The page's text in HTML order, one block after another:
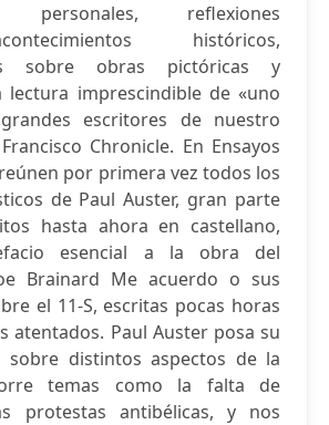
personales, reflexiones
históricos,
sobre obras pictóricas y
lectura imprescindible de «uno
escritores de nuestro
Chronicle. En Ensayos
por primera vez todos los
de Paul Auster, gran parte
hasta ahora en castellano,
esencial a la obra del
Brainard Me acuerdo o sus
el 11-S, escritas pocas horas
atentados. Paul Auster posa su
sobre distintos aspectos de la
temas como la falta de
protestas antibélicas, y nos